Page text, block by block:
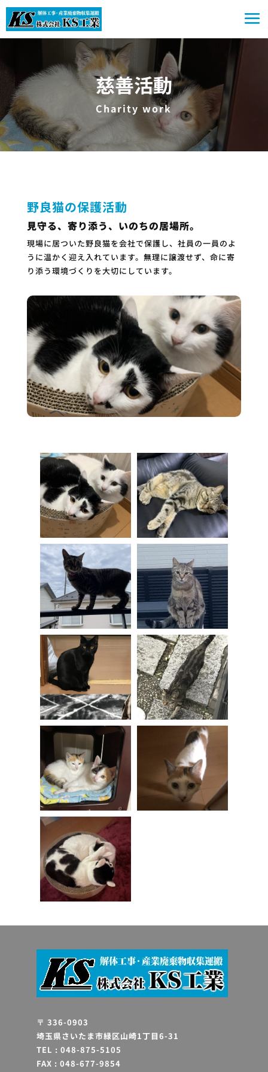
慈善活動
Charity work
野良猫の保護活動
見守る、寄り添う、いのちの居場所。
現場に居ついた野良猫を会社で保護し、社員の一員のよ
うに温かく迎え入れています。無理に譲渡せず、命に寄
り添う環境づくりを大切にしています。
〒 336-0903
埼玉県さいたま市緑区山崎1丁目6-31
TEL : 048-875-5105
FAX : 048-677-9854